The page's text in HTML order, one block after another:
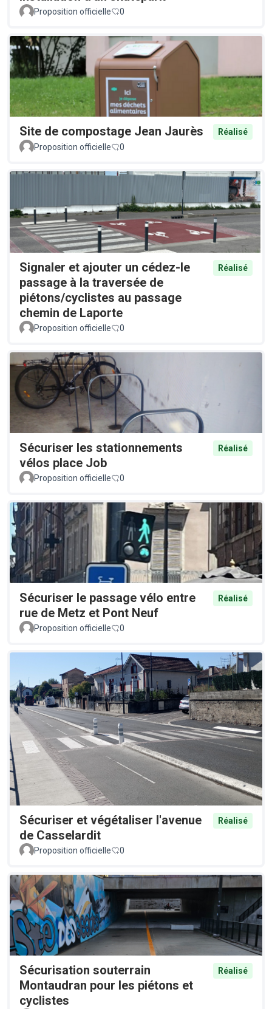
Proposition officielle 0
Site de compostage Jean Jaurès
Réalisé
Proposition officielle
0
Signaler et ajouter un cédez-le
passage à la traversée de
piétons/cyclistes au passage
chemin de Laporte
Réalisé
Proposition officielle 0
Sécuriser les stationnements
vélos place Job
Réalisé
Proposition officielle 0
Sécuriser le passage vélo entre
rue de Metz et Pont Neuf
Réalisé
Proposition officielle 0
Sécuriser et végétaliser l'avenue
de Casselardit
Réalisé
Proposition officielle 0
Sécurisation souterrain
Montaudran pour les piétons et
cyclistes
Réalisé